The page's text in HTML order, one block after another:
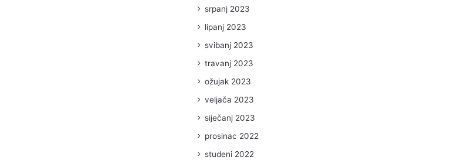
srpanj 2023
lipanj 2023
svibanj 2023
travanj 2023
ožujak 2023
veljača 2023
siječanj 2023
prosinac 2022
studeni 2022